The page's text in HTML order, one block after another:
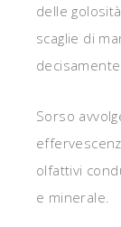
delle
scaglie di
Sorso
olfattivi
e minerale.